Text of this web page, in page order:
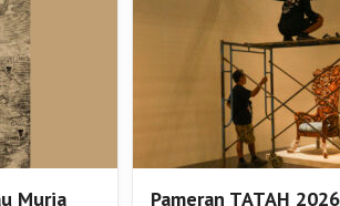
Muria Pameran TATAH